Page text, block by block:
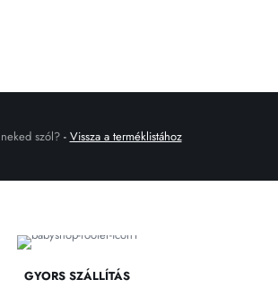
szól?- Vissza a terméklistához
GYORS SZÁLLÍTÁS